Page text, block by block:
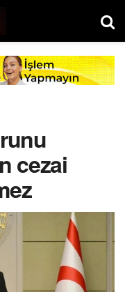
cezai